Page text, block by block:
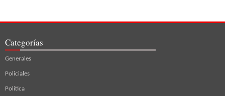
Categorías
Generales
Policiales
Política